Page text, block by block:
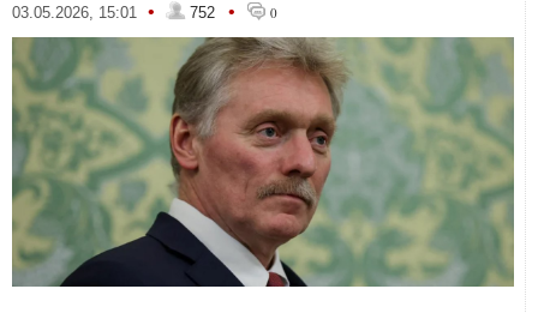
03.05.2026, 15:01 • 752 • 0